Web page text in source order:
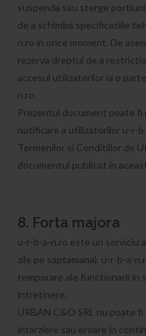
suspenda sau sterge
de a schimba specificatiile
n.ro in orice moment. De
rezerva dreptul de a
accesul utilizatorilor la o
n.ro.
Prezentul document poate fi
notificare a utilizatorilor u-r-
Termenilor si Conditiilor de
documentul publicat in
8. Forta majora
u-r-b-a-n.ro este un serviciu
zile pe saptamana). u-r-b-a-
temporare ale functionarii in
intretinere.
URBAN C&O SRL nu poate
intarziere sau eroare in